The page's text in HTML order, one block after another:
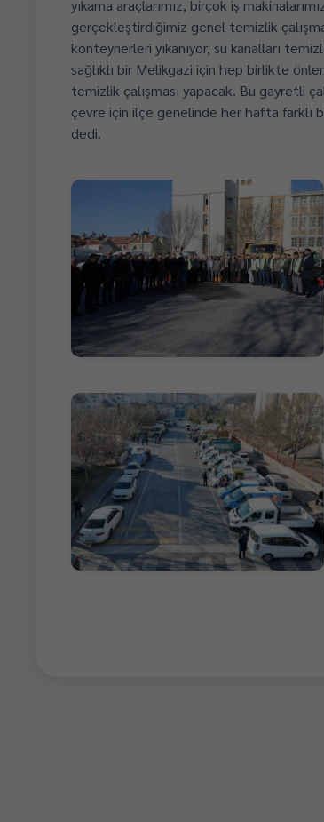
yıkama araçlarımız, birçok iş
gerçekleştirdiğimiz genel temizlik
konteynerleri yıkanıyor, su kanalları
sağlıklı bir Melikgazi için hep birlikte
temizlik çalışması yapacak. Bu gayretli
çevre için ilçe genelinde her hafta farklı
dedi.